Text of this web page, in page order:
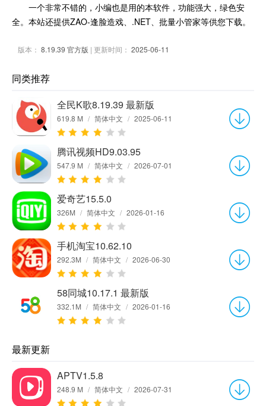
一个非常不错的，小编也是用的本软件，功能强大，绿色安
全。本站还提供ZAO-逢脸造戏、.NET、批量小管家等供您下载。
版本： 8.19.39 官方版 | 更新时间： 2025-06-11
同类推荐
全民K歌8.19.39 最新版
619.8 M / 简体中文 / 2025-06-11
腾讯视频HD9.03.95
547.9 M / 简体中文 / 2026-07-01
爱奇艺15.5.0
326M / 简体中文 / 2026-01-16
手机淘宝10.62.10
292.3M / 简体中文 / 2026-06-30
58同城10.17.1 最新版
332.1M / 简体中文 / 2026-01-16
最新更新
APTV1.5.8
248.9 M / 简体中文 / 2026-07-31